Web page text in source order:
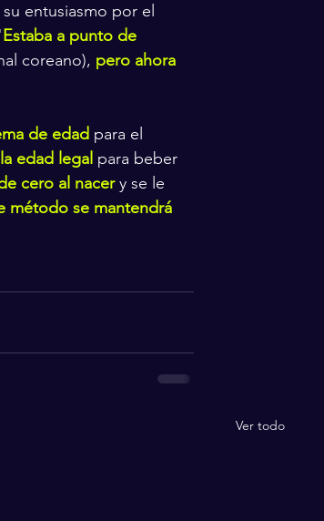
entusiasmo por el
Estaba a punto de
coreano), pero ahora
de edad para el
edad legal para beber
cero al nacer y se le
método se mantendrá
Ver todo